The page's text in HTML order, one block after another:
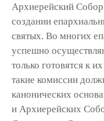
Архиерейский
создании
святых. Во многих
успешно
только готовятся к
такие комиссии
канонических
и Архиерейских